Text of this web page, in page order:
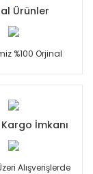
Ürünler
%100 Orjinal
İmkanı
Alışverişlerde